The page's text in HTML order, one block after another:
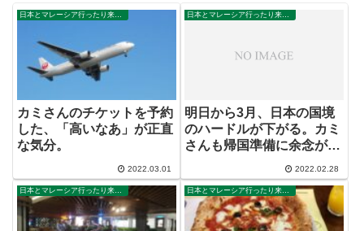
日本とマレーシア行ったり来たり
カミさんのチケットを予約
した、「高いなあ」が正直
な気分。
2022.03.01
日本とマレーシア行ったり来たり
明日から3月、日本の国境
のハードルが下がる。カミ
さんも帰国準備に余念がな
2022.02.28
日本とマレーシア行ったり来たり 日本とマレーシア行ったり来たり